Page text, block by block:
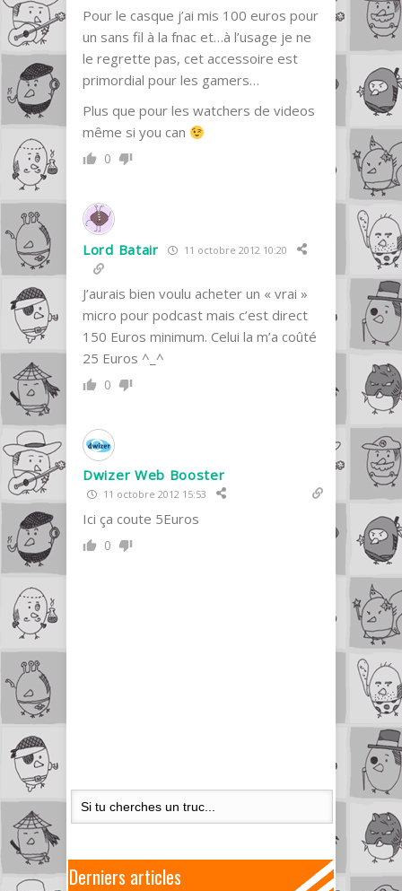
Pour le casque j’ai mis 100 euros pour
un sans fil à la fnac et…à l’usage je ne
le regrette pas, cet accessoire est
primordial pour les gamers…
Plus que pour les watchers de videos
même si you can
0
Lord Batair 11 octobre 2012 10:20
J’aurais bien voulu acheter un « vrai »
micro pour podcast mais c’est direct
150 Euros minimum. Celui la m’a coûté
25 Euros ^_^
0
Dwizer Web Booster
11 octobre 2012 15:53
Ici ça coute 5Euros
0
Derniers articles